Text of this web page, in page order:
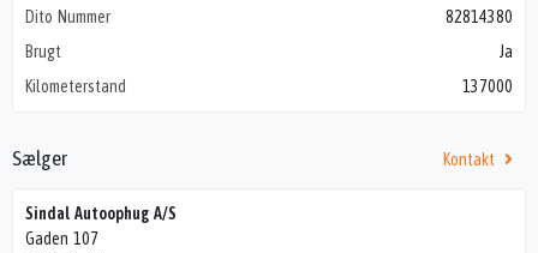
Dito Nummer
82814380
Brugt
Ja
Kilometerstand
137000
Sælger Kontakt
Sindal Autoophug A/S
Gaden 107